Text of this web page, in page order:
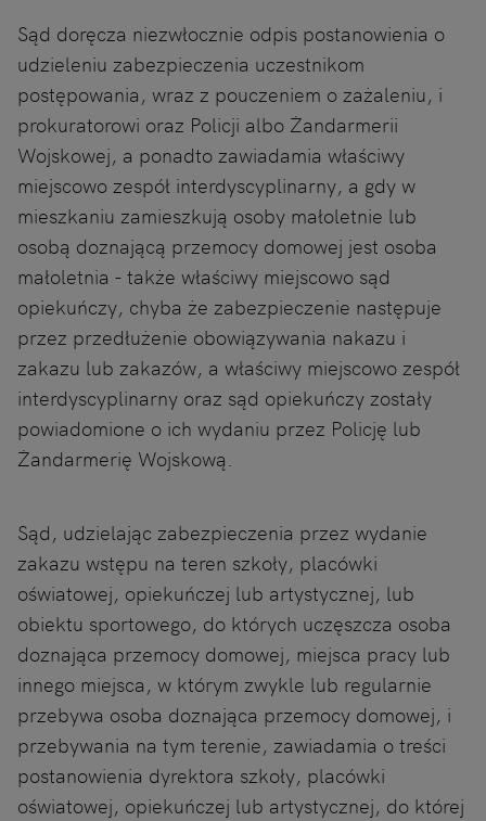
Sąd doręcza niezwłocznie odpis postanowienia o
udzieleniu zabezpieczenia uczestnikom
postępowania, wraz z pouczeniem o zażaleniu, i
prokuratorowi oraz Policji albo Żandarmerii
Wojskowej, a ponadto zawiadamia właściwy
miejscowo zespół interdyscyplinarny, a gdy w
mieszkaniu zamieszkują osoby małoletnie lub
osobą doznającą przemocy domowej jest osoba
małoletnia - także właściwy miejscowo sąd
opiekuńczy, chyba że zabezpieczenie następuje
przez przedłużenie obowiązywania nakazu i
zakazu lub zakazów, a właściwy miejscowo zespół
interdyscyplinarny oraz sąd opiekuńczy zostały
powiadomione o ich wydaniu przez Policję lub
Żandarmerię Wojskową.
Sąd, udzielając zabezpieczenia przez wydanie
zakazu wstępu na teren szkoły, placówki
oświatowej, opiekuńczej lub artystycznej, lub
obiektu sportowego, do których uczęszcza osoba
doznająca przemocy domowej, miejsca pracy lub
innego miejsca, w którym zwykle lub regularnie
przebywa osoba doznająca przemocy domowej, i
przebywania na tym terenie, zawiadamia o treści
postanowienia dyrektora szkoły, placówki
oświatowej, opiekuńczej lub artystycznej, do której